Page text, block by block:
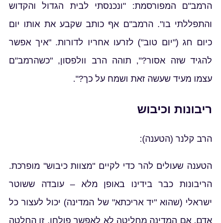
הרמב"ם המפורסמת: "ונכנסתי לבית הגדול והקדוש
והתפללתי בו". הרמב"ם אף כותב שקבע את אותו יום
כיום חג ("יום טוב") לזרעו אחריו לדורות. "איך אפשר
להגיד שזה אסור?", תוהה הרב וולפסון, "כשהרמב"ם
עצמו מעיד שעשה זאת ושמח על כך?".
ריבונות וכיבוש
הרב קלנר (הטענה):
הטענה שעולים להר כדי לקיים "מצוות כיבוש" מופרכת.
הריבונות כבר בידינו באופן מלא – עובדה ששוטר
ישראלי (שהוא "יד אריכתא" של המדינה) יכול לעצור כל
אדם. אם המדינה מחליטה לא לאפשר פולחן, זו החלטה